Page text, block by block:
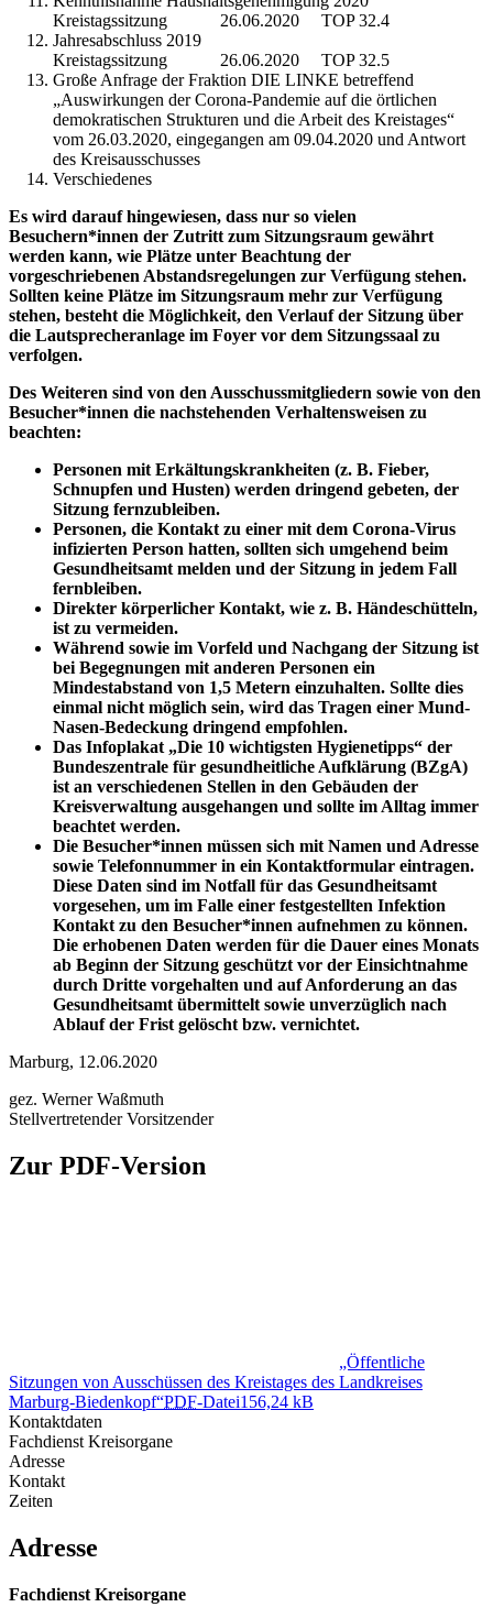
Kreistagssitzung 26.06.2020 TOP 32.4
Jahresabschluss 2019
Kreistagssitzung 26.06.2020 TOP 32.5
Große Anfrage der Fraktion DIE LINKE betreffend
„Auswirkungen der Corona-Pandemie auf die örtlichen
demokratischen Strukturen und die Arbeit des Kreistages“
vom 26.03.2020, eingegangen am 09.04.2020 und Antwort
des Kreisausschusses
Verschiedenes
Es wird darauf hingewiesen, dass nur so vielen
Besuchern*innen der Zutritt zum Sitzungs­raum gewährt
werden kann, wie Plätze unter Beachtung der
vorgeschriebenen Abstandsregelungen zur Verfügung stehen.
Sollten keine Plätze im Sitzungsraum mehr zur Verfügung
stehen, besteht die Möglichkeit, den Verlauf der Sitzung über
die Lautsprecheranlage im Foyer vor dem Sitzungssaal zu
verfolgen.
Des Weiteren sind von den Ausschussmitgliedern sowie von den
Besucher*innen die nachstehenden Verhaltensweisen zu
beachten:
Personen mit Erkältungskrankheiten (z. B. Fieber,
Schnupfen und Husten) werden dringend gebeten, der
Sitzung fernzubleiben.
Personen, die Kontakt zu einer mit dem Corona-Virus
infizierten Person hatten, sollten sich umgehend beim
Gesundheitsamt melden und der Sitzung in jedem Fall
fernbleiben.
Direkter körperlicher Kontakt, wie z. B. Händeschütteln,
ist zu vermeiden.
Während sowie im Vorfeld und Nachgang der Sitzung ist
bei Begegnungen mit anderen Personen ein
Mindestabstand von 1,5 Metern einzuhalten. Sollte dies
einmal nicht möglich sein, wird das Tragen einer Mund-
Nasen-Bedeckung dringend empfohlen.
Das Infoplakat „Die 10 wichtigsten Hygienetipps“ der
Bundeszentrale für gesundheitliche Aufklärung (BZgA)
ist an verschiedenen Stellen in den Gebäuden der
Kreisverwaltung ausgehangen und sollte im Alltag immer
beachtet werden.
Die Besucher*innen müssen sich mit Namen und Adresse
sowie Telefonnummer in ein Kontaktformular eintragen.
Diese Daten sind im Notfall für das Gesundheitsamt
vorgesehen, um im Falle einer festgestellten Infektion
Kontakt zu den Besucher*innen aufnehmen zu können.
Die erhobenen Daten werden für die Dauer eines Monats
ab Beginn der Sitzung geschützt vor der Einsichtnahme
durch Dritte vorgehalten und auf Anforderung an das
Gesundheitsamt übermittelt sowie unverzüglich nach
Ablauf der Frist gelöscht bzw. vernichtet.
Marburg, 12.06.2020
gez. Werner Waßmuth
Stellvertretender Vorsitzender
Zur PDF-Version
„Öffentliche
Sitzungen von Ausschüssen des Kreistages des Landkreises
Marburg-Biedenkopf“PDF-Datei156,24 kB
Kontaktdaten
Fachdienst Kreisorgane
Adresse
Kontakt
Zeiten
Adresse
Fachdienst Kreisorgane